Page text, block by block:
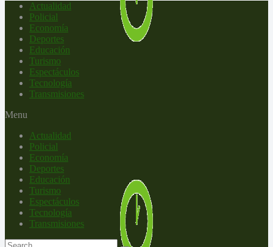
Actualidad
Policial
Economía
Deportes
Educación
Turismo
Espectáculos
Tecnología
Transmisiones
Menu
Actualidad
Policial
Economía
Deportes
Educación
Turismo
Espectáculos
Tecnología
Transmisiones